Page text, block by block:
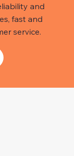
and
fast and
service.